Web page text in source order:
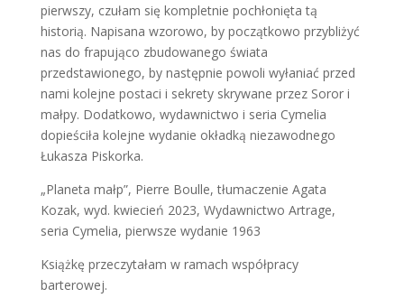
pierwszy, czułam się kompletnie pochłonięta tą
historią. Napisana wzorowo, by początkowo przybliżyć
nas do frapująco zbudowanego świata
przedstawionego, by następnie powoli wyłaniać przed
nami kolejne postaci i sekrety skrywane przez Soror i
małpy. Dodatkowo, wydawnictwo i seria Cymelia
dopieściła kolejne wydanie okładką niezawodnego
Łukasza Piskorka.
„Planeta małp”, Pierre Boulle, tłumaczenie Agata
Kozak, wyd. kwiecień 2023, Wydawnictwo Artrage,
seria Cymelia, pierwsze wydanie 1963
Książkę przeczytałam w ramach współpracy
barterowej.